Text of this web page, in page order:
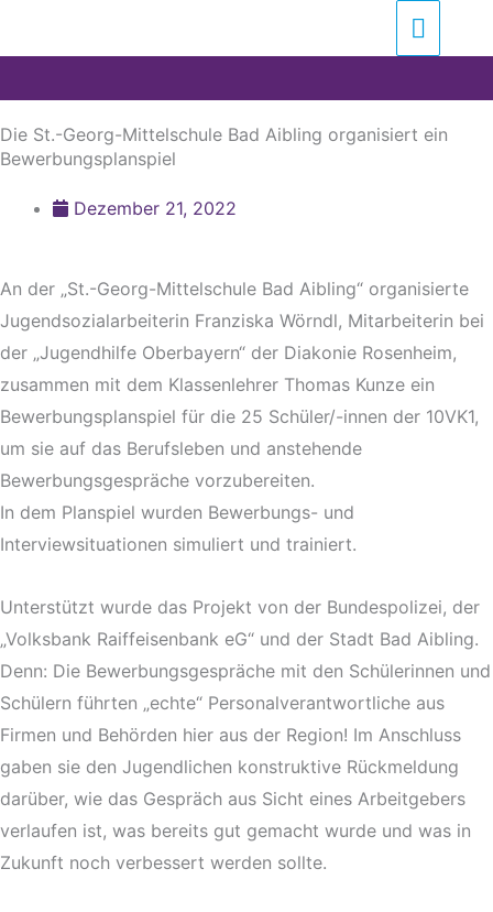
Die St.-Georg-Mittelschule Bad Aibling organisiert ein
Bewerbungsplanspiel
Dezember 21, 2022
An der „St.-Georg-Mittelschule Bad Aibling“ organisierte
Jugendsozialarbeiterin Franziska Wörndl, Mitarbeiterin bei
der „Jugendhilfe Oberbayern“ der Diakonie Rosenheim,
zusammen mit dem Klassenlehrer Thomas Kunze ein
Bewerbungsplanspiel für die 25 Schüler/-innen der 10VK1,
um sie auf das Berufsleben und anstehende
Bewerbungsgespräche vorzubereiten.
In dem Planspiel wurden Bewerbungs- und
Interviewsituationen simuliert und trainiert.
Unterstützt wurde das Projekt von der Bundespolizei, der
„Volksbank Raiffeisenbank eG“ und der Stadt Bad Aibling.
Denn: Die Bewerbungsgespräche mit den Schülerinnen und
Schülern führten „echte“ Personalverantwortliche aus
Firmen und Behörden hier aus der Region! Im Anschluss
gaben sie den Jugendlichen konstruktive Rückmeldung
darüber, wie das Gespräch aus Sicht eines Arbeitgebers
verlaufen ist, was bereits gut gemacht wurde und was in
Zukunft noch verbessert werden sollte.